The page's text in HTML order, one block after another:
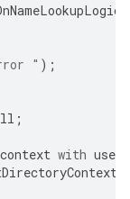
" );
;
context with